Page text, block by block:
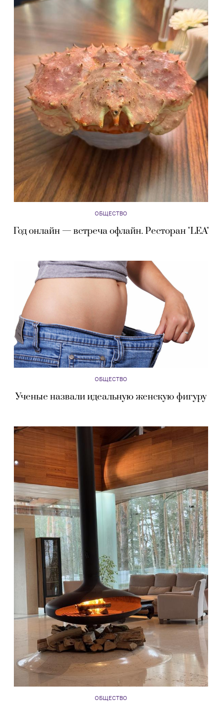
ОБЩЕСТВО
Год онлайн — встреча офлайн. Ресторан "LEA"
ОБЩЕСТВО
Ученые назвали идеальную женскую фигуру
ОБЩЕСТВО